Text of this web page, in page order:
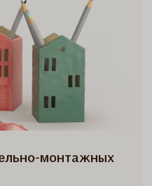
монтажных